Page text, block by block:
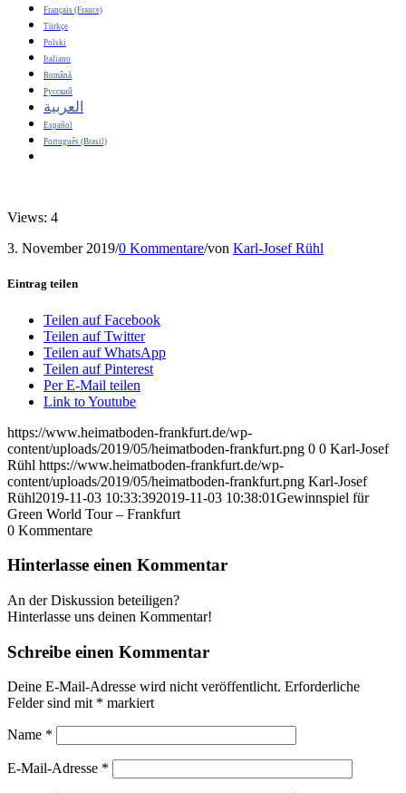
Français (France)
Türkçe
Polski
Italiano
Română
Русский
العربية
Español
Português (Brasil)
Views: 4
3. November 2019/0 Kommentare/von Karl-Josef Rühl
Eintrag teilen
Teilen auf Facebook
Teilen auf Twitter
Teilen auf WhatsApp
Teilen auf Pinterest
Per E-Mail teilen
Link to Youtube
https://www.heimatboden-frankfurt.de/wp-
content/uploads/2019/05/heimatboden-frankfurt.png 0 0 Karl-Josef
Rühl https://www.heimatboden-frankfurt.de/wp-
content/uploads/2019/05/heimatboden-frankfurt.png Karl-Josef
Rühl2019-11-03 10:33:392019-11-03 10:38:01Gewinnspiel für
Green World Tour – Frankfurt
0 Kommentare
Hinterlasse einen Kommentar
An der Diskussion beteiligen?
Hinterlasse uns deinen Kommentar!
Schreibe einen Kommentar
Deine E-Mail-Adresse wird nicht veröffentlicht. Erforderliche
Felder sind mit * markiert
Name *
E-Mail-Adresse *